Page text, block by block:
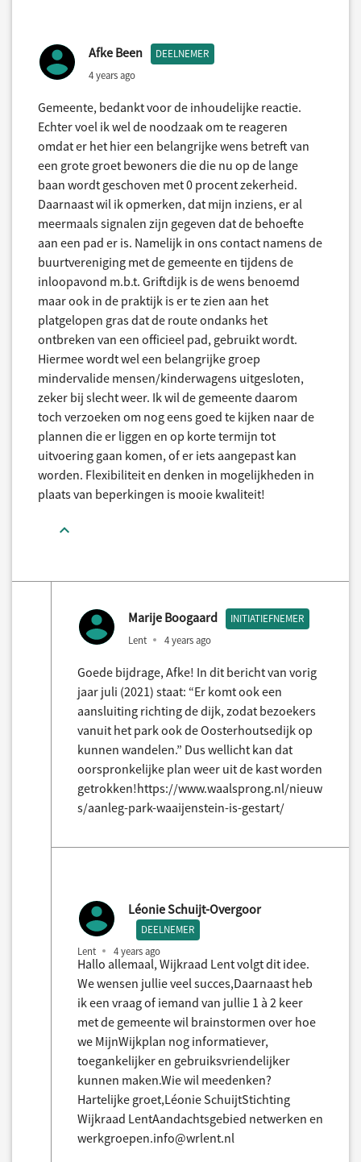
Afke Been DEELNEMER
4 years ago
Gemeente, bedankt voor de inhoudelijke reactie.
Echter voel ik wel de noodzaak om te reageren
omdat er het hier een belangrijke wens betreft van
een grote groet bewoners die die nu op de lange
baan wordt geschoven met 0 procent zekerheid.
Daarnaast wil ik opmerken, dat mijn inziens, er al
meermaals signalen zijn gegeven dat de behoefte
aan een pad er is. Namelijk in ons contact namens de
buurtvereniging met de gemeente en tijdens de
inloopavond m.b.t. Griftdijk is de wens benoemd
maar ook in de praktijk is er te zien aan het
platgelopen gras dat de route ondanks het
ontbreken van een officieel pad, gebruikt wordt.
Hiermee wordt wel een belangrijke groep
mindervalide mensen/kinderwagens uitgesloten,
zeker bij slecht weer. Ik wil de gemeente daarom
toch verzoeken om nog eens goed te kijken naar de
plannen die er liggen en op korte termijn tot
uitvoering gaan komen, of er iets aangepast kan
worden. Flexibiliteit en denken in mogelijkheden in
plaats van beperkingen is mooie kwaliteit!
Marije Boogaard INITIATIEFNEMER
Lent 4 years ago
Goede bijdrage, Afke! In dit bericht van vorig
jaar juli (2021) staat: “Er komt ook een
aansluiting richting de dijk, zodat bezoekers
vanuit het park ook de Oosterhoutsedijk op
kunnen wandelen.” Dus wellicht kan dat
oorspronkelijke plan weer uit de kast worden
getrokken!https://www.waalsprong.nl/nieuw
s/aanleg-park-waaijenstein-is-gestart/
Léonie Schuijt-Overgoor
DEELNEMER
Lent 4 years ago
Hallo allemaal, Wijkraad Lent volgt dit idee.
We wensen jullie veel succes,Daarnaast heb
ik een vraag of iemand van jullie 1 à 2 keer
met de gemeente wil brainstormen over hoe
we MijnWijkplan nog informatiever,
toegankelijker en gebruiksvriendelijker
kunnen maken.Wie wil meedenken?
Hartelijke groet,Léonie SchuijtStichting
Wijkraad LentAandachtsgebied netwerken en
werkgroepen.info@wrlent.nl